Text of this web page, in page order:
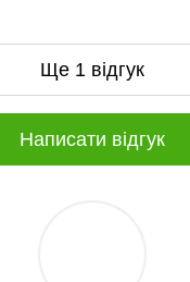
Ще 1 відгук
Написати відгук